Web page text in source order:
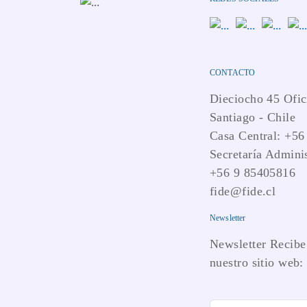
CONTACTO
Dieciocho 45
Santiago - Chile
Casa Central:
Secretaría
+56 9 85405816
fide@fide.cl
Newsletter
Newsletter
nuestro sitio web: